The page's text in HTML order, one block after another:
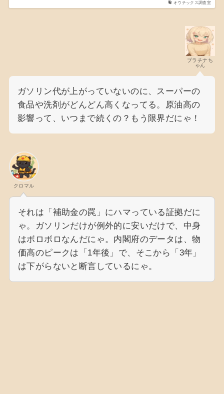
オウチックス調査室
プラチナち
ゃん
ガソリン代が上がっていないのに、スーパーの
食品や洗剤がどんどん高くなってる。原油高の
影響って、いつまで続くの？もう限界だにゃ！
クロマル
それは「補助金の罠」にハマっている証拠だに
ゃ。ガソリンだけが例外的に安いだけで、中身
はボロボロなんだにゃ。内閣府のデータは、物
価高のピークは「1年後」で、そこから「3年」
は下がらないと断言しているにゃ。